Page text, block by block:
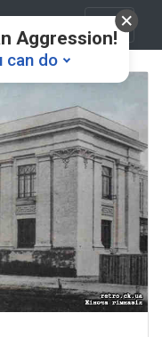
Aggression!
can do
💸
❤